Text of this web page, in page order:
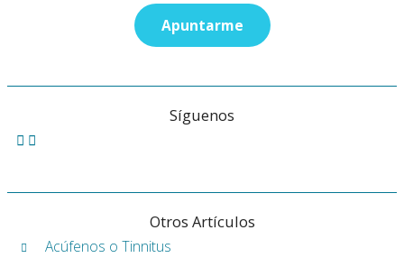
Síguenos
Otros Artículos
Acúfenos o Tinnitus